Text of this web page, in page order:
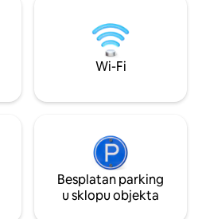
i wellness:
doživjeti
drvetom i
pred očima i
Krovna terasa
Idealno za
wellness vikende
pamćenje.
Wi-Fi
Besplatan parking
u sklopu objekta